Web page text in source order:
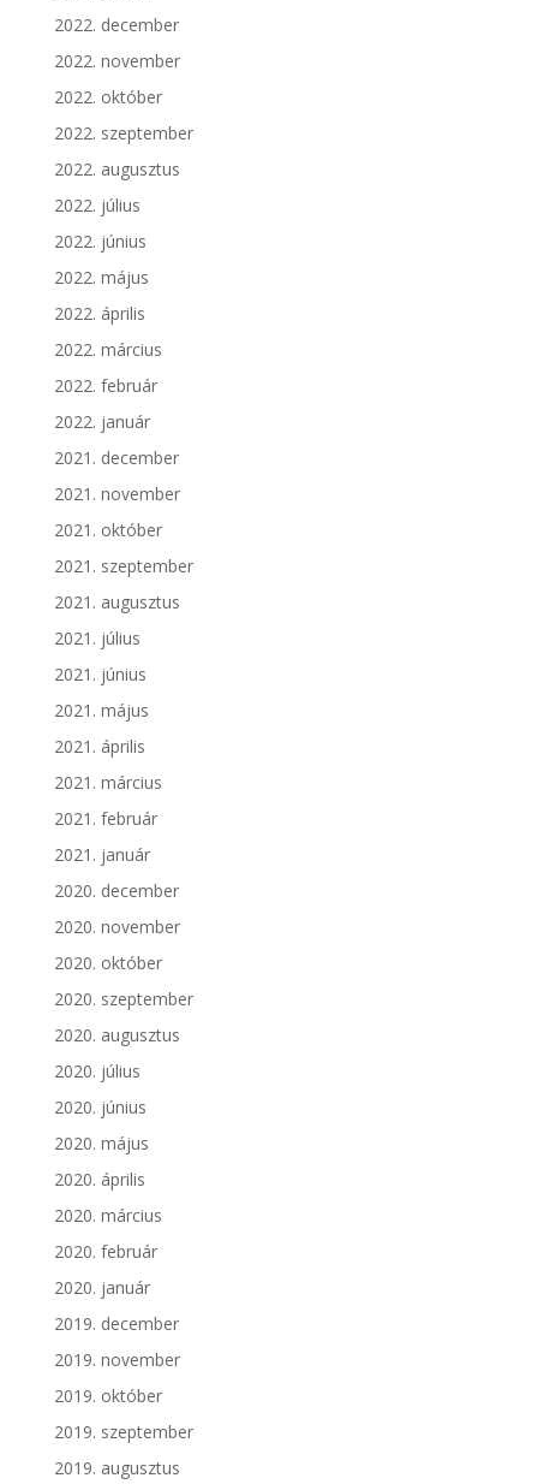
2022. december
2022. november
2022. október
2022. szeptember
2022. augusztus
2022. július
2022. június
2022. május
2022. április
2022. március
2022. február
2022. január
2021. december
2021. november
2021. október
2021. szeptember
2021. augusztus
2021. július
2021. június
2021. május
2021. április
2021. március
2021. február
2021. január
2020. december
2020. november
2020. október
2020. szeptember
2020. augusztus
2020. július
2020. június
2020. május
2020. április
2020. március
2020. február
2020. január
2019. december
2019. november
2019. október
2019. szeptember
2019. augusztus